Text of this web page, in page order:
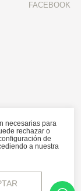
FACEBOOK
necesarias para
rechazar o
de
a nuestra